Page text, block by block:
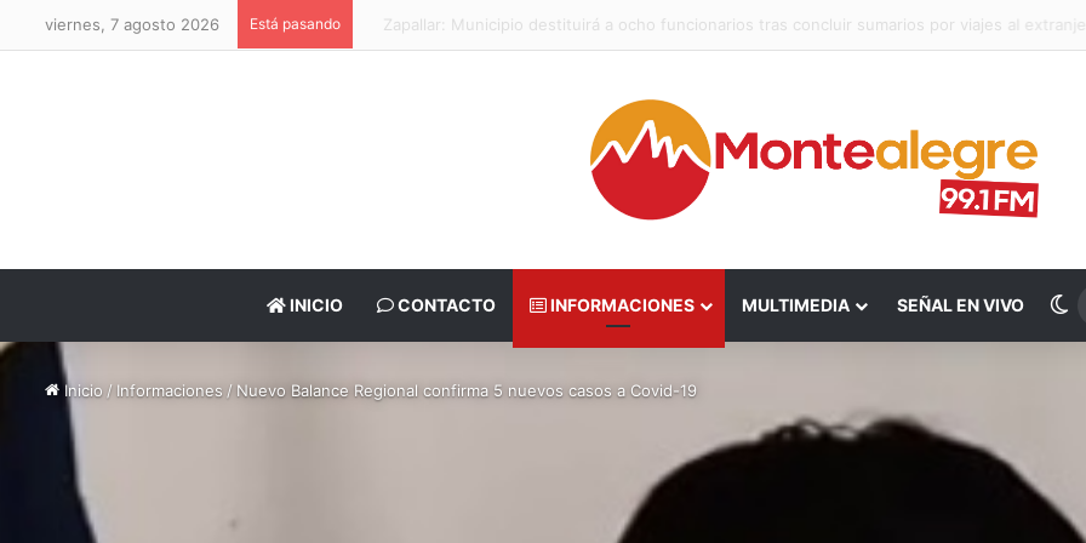
viernes, 7 agosto 2026 Está pasando Valparaíso: PDI recupera vehículo robado y detiene a dos sujetos tras asalto a servicentro en
INICIO CONTACTO INFORMACIONES MULTIMEDIA SEÑAL EN VIVO
Inicio /Informaciones /Nuevo Balance Regional confirma 5 nuevos casos a Covid-19